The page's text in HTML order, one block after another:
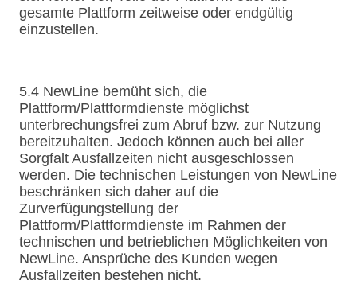
gesamte Plattform zeitweise oder endgültig
einzustellen.
5.4 NewLine bemüht sich, die
Plattform/Plattformdienste möglichst
unterbrechungsfrei zum Abruf bzw. zur Nutzung
bereitzuhalten. Jedoch können auch bei aller
Sorgfalt Ausfallzeiten nicht ausgeschlossen
werden. Die technischen Leistungen von NewLine
beschränken sich daher auf die
Zurverfügungstellung der
Plattform/Plattformdienste im Rahmen der
technischen und betrieblichen Möglichkeiten von
NewLine. Ansprüche des Kunden wegen
Ausfallzeiten bestehen nicht.